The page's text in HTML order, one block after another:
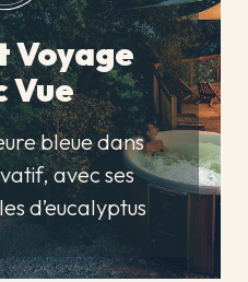
Voyage
Vue
bleue dans
avec ses
d’eucalyptus